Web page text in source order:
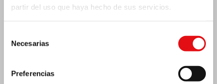
partir del uso que haya hecho de sus servicios.
Necesarias
Preferencias